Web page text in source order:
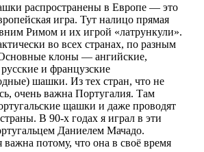
распространены в Европе — это
игра. Тут налицо прямая
Римом и их игрой «латрункули».
во всех странах, по разным
клоны — ангийские,
и французские
шашки. Из тех стран, что не
очень важна Португалия. Там
щашки и даже проводят
В 90-х годах я играл в эти
Даниелем Мачадо.
важна потому, что она в своё время